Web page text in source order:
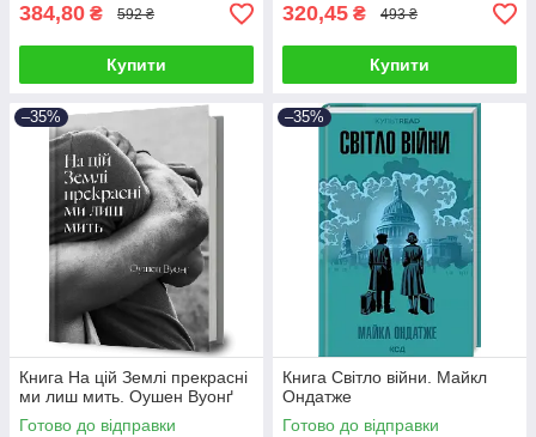
384,80 ₴ 592 ₴
Купити
320,45 ₴ 493 ₴
Купити
–35%
Книга На цій Землі прекрасні
ми лиш мить. Оушен Вуонґ
Готово до відправки
–35%
Книга Світло війни. Майкл
Ондатже
Готово до відправки